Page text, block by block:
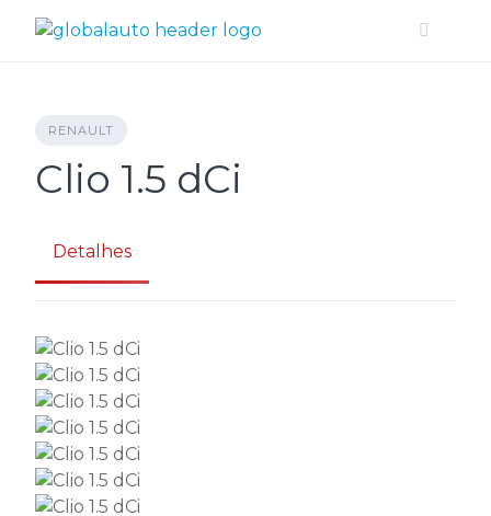
RENAULT
Clio 1.5 dCi
Detalhes